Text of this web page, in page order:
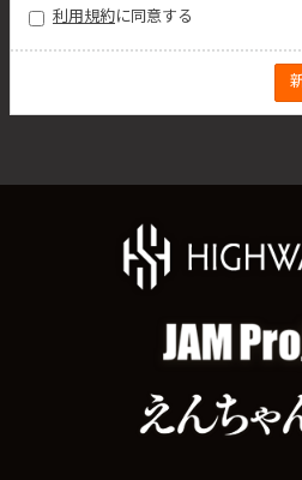
利用規約に同意する